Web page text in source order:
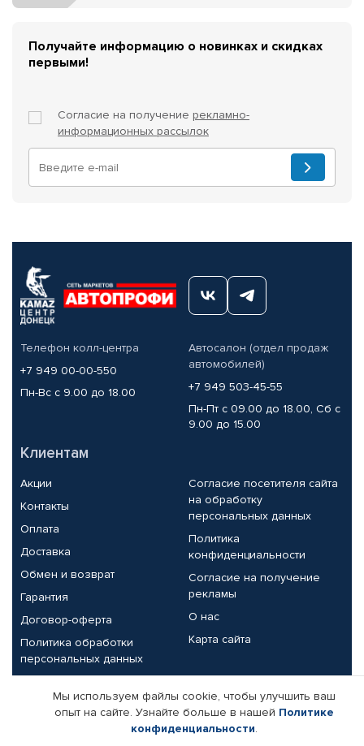
Получайте информацию о новинках и скидках
первыми!
Согласие на получение рекламно-
информационных рассылок
Телефон колл-центра
+7 949 00-00-550
Пн-Вс с 9.00 до 18.00
Автосалон (отдел продаж
автомобилей)
+7 949 503-45-55
Пн-Пт с 09.00 до 18.00, Сб с
9.00 до 15.00
Клиентам
Акции
Контакты
Оплата
Доставка
Обмен и возврат
Гарантия
Договор-оферта
Политика обработки
персональных данных
Согласие посетителя сайта
на обработку
персональных данных
Политика
конфиденциальности
Согласие на получение
рекламы
О нас
Карта сайта
Партнерам
Корпоративным клиентам
Реквизиты компании
Мы используем файлы cookie, чтобы улучшить ваш
опыт на сайте. Узнайте больше в нашей Политике
конфиденциальности.